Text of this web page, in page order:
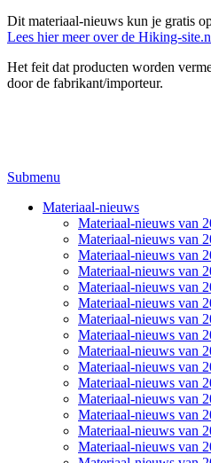
Dit materiaal-nieuws kun je gratis
Lees hier meer over de Hiking-
Het feit dat producten worden
door de fabrikant/importeur.
Submenu
Materiaal-nieuws
Materiaal-nieuws van
Materiaal-nieuws van
Materiaal-nieuws van
Materiaal-nieuws van
Materiaal-nieuws van
Materiaal-nieuws van
Materiaal-nieuws van
Materiaal-nieuws van
Materiaal-nieuws van
Materiaal-nieuws van
Materiaal-nieuws van
Materiaal-nieuws van
Materiaal-nieuws van
Materiaal-nieuws van
Materiaal-nieuws van